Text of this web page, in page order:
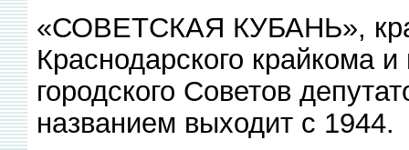
«СОВЕТСКАЯ КУБАНЬ»,
Краснодарского крайкома
городского Советов
названием выходит с 1944.